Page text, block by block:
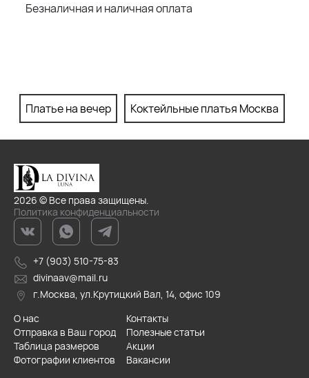
Безналичная и наличная оплата
Платье на вечер Коктейльные платья Москва
2026 © Все права защищены.
Политика конфиденциальности
+7 (903) 510-75-83
divinaav@mail.ru
г.Москва, ул.Крутицкий Вал, 14, офис 109
О нас
Контакты
Отправка в Ваш город
Полезные статьи
Таблица размеров
Акции
Фотографии клиентов
Вакансии